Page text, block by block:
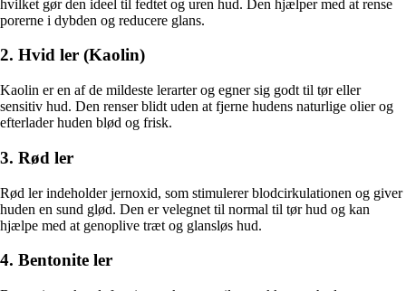
hvilket gør den ideel til fedtet og uren hud. Den hjælper med at rense
porerne i dybden og reducere glans.
2. Hvid ler (Kaolin)
Kaolin er en af de mildeste lerarter og egner sig godt til tør eller
sensitiv hud. Den renser blidt uden at fjerne hudens naturlige olier og
efterlader huden blød og frisk.
3. Rød ler
Rød ler indeholder jernoxid, som stimulerer blodcirkulationen og giver
huden en sund glød. Den er velegnet til normal til tør hud og kan
hjælpe med at genoplive træt og glansløs hud.
4. Bentonite ler